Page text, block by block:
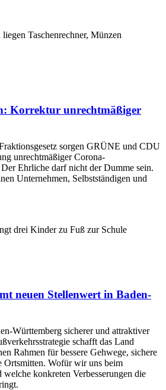
Korrektur unrechtmäßiger
sorgen GRÜNE und CDU
unrechtmäßiger Corona-
Ehrliche darf nicht der Dumme sein.
Unternehmen, Selbstständigen und
neuen Stellenwert in Baden-
Württemberg sicherer und attraktiver
schafft das Land
Rahmen für bessere Gehwege, sichere
Ortsmitten. Wofür wir uns beim
welche konkreten Verbesserungen die